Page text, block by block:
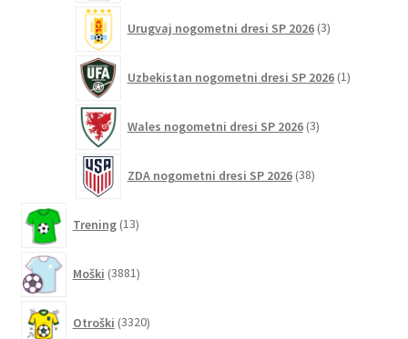
Urugvaj nogometni dresi SP 2026 3izdelki
Uzbekistan nogometni dresi SP 2026 1izdelek
Wales nogometni dresi SP 2026 3izdelki
ZDA nogometni dresi SP 2026 38izdelkov
Trening 13izdelkov
Moški 3881izdelkov
Otroški 3320izdelkov